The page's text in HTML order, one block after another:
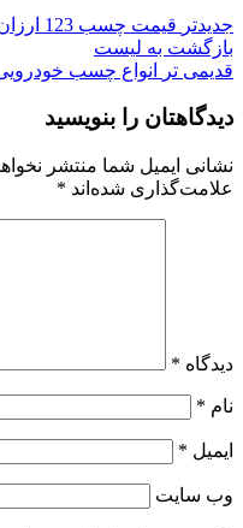
جدیدتر قیمت چسب 123 ارزان
بازگشت به لیست
قدیمی تر
انواع چسب
دیدگاهتان را بنویسید
نشانی ایمیل شما منتشر
علامت‌گذاری شده‌اند *
دیدگاه *
نام *
ایمیل *
وب‌ سایت